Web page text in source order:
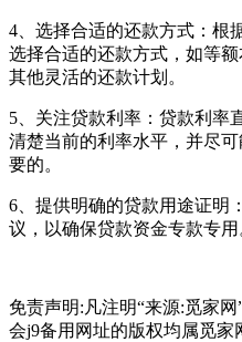
4、‌选择合适的还款方式‌：根
选择合适的还款方式，如等
其他灵活的还款计划‌。
5、‌关注贷款利率‌：贷款利率
清楚当前的利率水平，并尽
要的‌。
6、‌提供明确的贷款用途证明‌
议，以确保贷款资金专款专用‌
免责声明:凡注明“来源:觅家
会j9备用网址的版权均属觅